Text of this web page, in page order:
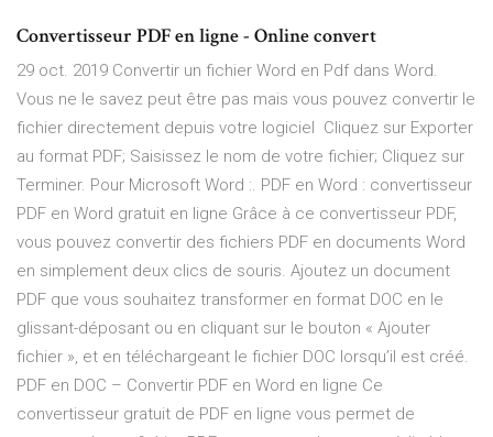
Convertisseur PDF en ligne - Online convert
29 oct. 2019 Convertir un fichier Word en Pdf dans Word.
Vous ne le savez peut être pas mais vous pouvez convertir le
fichier directement depuis votre logiciel Cliquez sur Exporter
au format PDF; Saisissez le nom de votre fichier; Cliquez sur
Terminer. Pour Microsoft Word :. PDF en Word : convertisseur
PDF en Word gratuit en ligne Grâce à ce convertisseur PDF,
vous pouvez convertir des fichiers PDF en documents Word
en simplement deux clics de souris. Ajoutez un document
PDF que vous souhaitez transformer en format DOC en le
glissant-déposant ou en cliquant sur le bouton « Ajouter
fichier », et en téléchargeant le fichier DOC lorsqu’il est créé.
PDF en DOC – Convertir PDF en Word en ligne Ce
convertisseur gratuit de PDF en ligne vous permet de